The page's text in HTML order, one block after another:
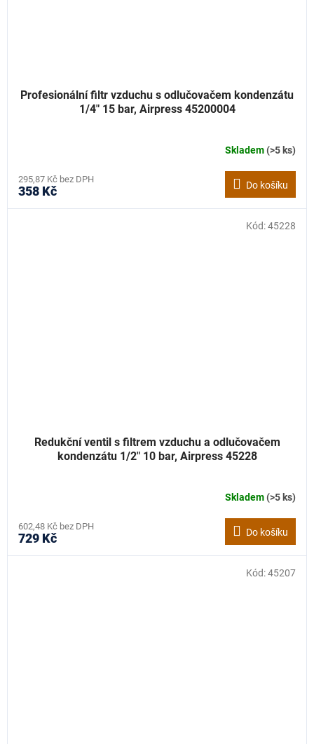
Profesionální filtr vzduchu s odlučovačem kondenzátu
1/4" 15 bar, Airpress 45200004
Skladem(>5 ks)
295,87 Kč bez DPH
358 Kč Do košíku
Redukční ventil s filtrem vzduchu a odlučovačem
kondenzátu 1/2" 10 bar, Airpress 45228
Skladem(>5 ks)
602,48 Kč bez DPH
729 Kč Do košíku
Kód:45228
Kód:45207